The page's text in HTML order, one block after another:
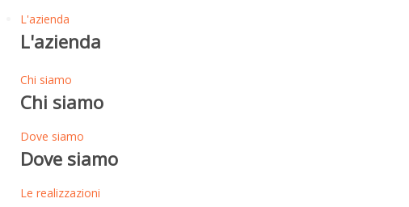
L'azienda
L'azienda
Chi siamo
Chi siamo
Dove siamo
Dove siamo
Le realizzazioni